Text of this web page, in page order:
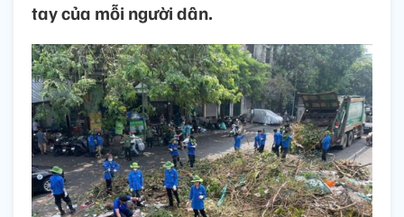
tay của mỗi người dân.